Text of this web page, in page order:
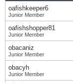
oafishkeeper6
Junior Member
oafishshopper81
Junior Member
obacaniz
Junior Member
obacyh
Junior Member